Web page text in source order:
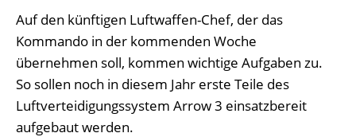
Auf den künftigen Luftwaffen-Chef, der das
Kommando in der kommenden Woche
übernehmen soll, kommen wichtige Aufgaben zu.
So sollen noch in diesem Jahr erste Teile des
Luftverteidigungssystem Arrow 3 einsatzbereit
aufgebaut werden.